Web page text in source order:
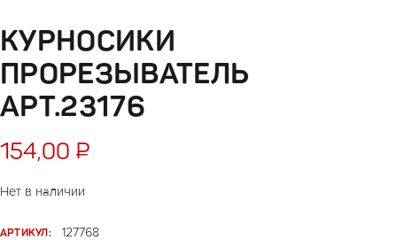
КУРНОСИКИ
ПРОРЕЗЫВАТЕЛЬ
АРТ.23176
154,00 ₽
Нет в наличии
АРТИКУЛ:
127768